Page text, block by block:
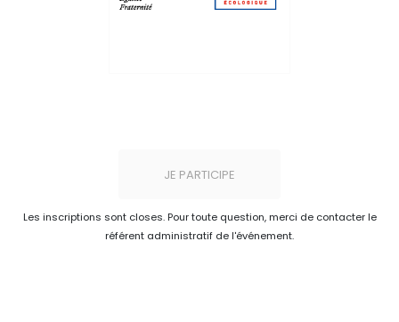
JE PARTICIPE
Les inscriptions sont closes. Pour toute question, merci de contacter le
référent administratif de l'événement.